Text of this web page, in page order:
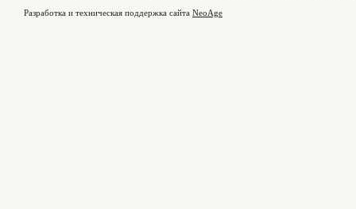
Разработка и техническая поддержка сайта NeoAge